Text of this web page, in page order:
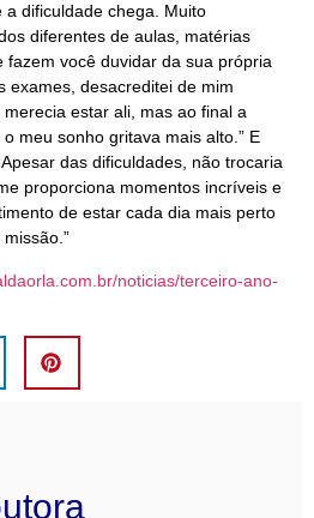
dificuldade chega. Muito
diferentes de aulas, matérias
fazem você duvidar da sua própria
exames, desacreditei de mim
estar ali, mas ao final a
meu sonho gritava mais alto.” E
das dificuldades, não trocaria
proporciona momentos incríveis e
de estar cada dia mais perto
noticias/terceiro-ano-